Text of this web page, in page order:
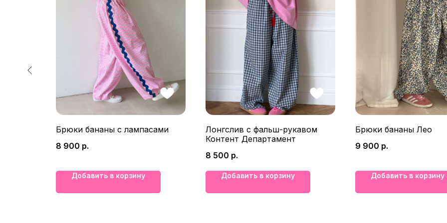
Брюки бананы с лампасами
8 900 р.
Добавить в корзину
Лонгслив с фальш-рукавом
Контент Департамент
8 500 р.
Добавить в корзину
Брюки бананы Лео
9 900 р.
Добавить в корзину